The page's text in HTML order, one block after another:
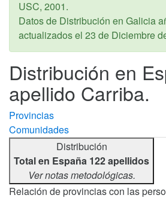
USC, 2001.
Datos de Distribución en Galicia
actualizados el 23 de Diciembre
Distribución en
apellido Carriba.
Provincias
Comunidades
Distribución
Total en España 122 apellidos
Ver notas metodológicas.
Relación de provincias con las